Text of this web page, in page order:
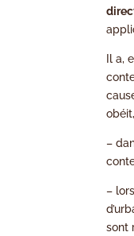
Il a,
–
–
sont